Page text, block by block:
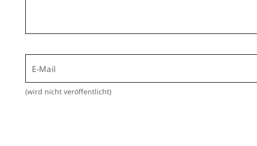
E-Mail
(wird nicht veröffentlicht)